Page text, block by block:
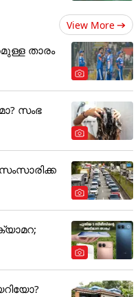
View More
താരം
സംഭ